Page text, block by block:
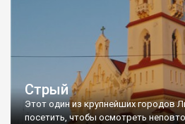
Стрый
Этот один из крупнейших городов
посетить, чтобы осмотреть